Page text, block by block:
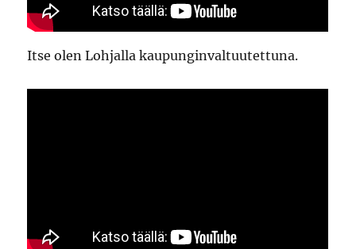
Itse olen Lohjalla kaupunginvaltuutettuna.